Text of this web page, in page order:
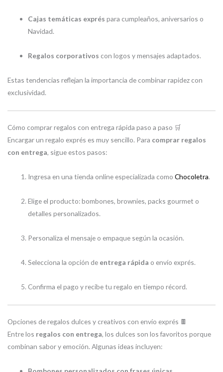
Cajas temáticas exprés para cumpleaños, aniversarios o
Navidad.
Regalos corporativos con logos y mensajes adaptados.
Estas tendencias reflejan la importancia de combinar rapidez con
exclusividad.
Cómo comprar regalos con entrega rápida paso a paso 🛒
Encargar un regalo exprés es muy sencillo. Para comprar regalos
con entrega, sigue estos pasos:
Ingresa en una tienda online especializada comoChocoletra.
Elige el producto: bombones, brownies, packs gourmet o
detalles personalizados.
Personaliza el mensaje o empaque según la ocasión.
Selecciona la opción de entrega rápida o envío exprés.
Confirma el pago y recibe tu regalo en tiempo récord.
Opciones de regalos dulces y creativos con envío exprés 🍫
Entre los regalos con entrega, los dulces son los favoritos porque
combinan sabor y emoción. Algunas ideas incluyen: